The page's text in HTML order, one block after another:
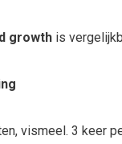
growth is
vismeel. 3 keer